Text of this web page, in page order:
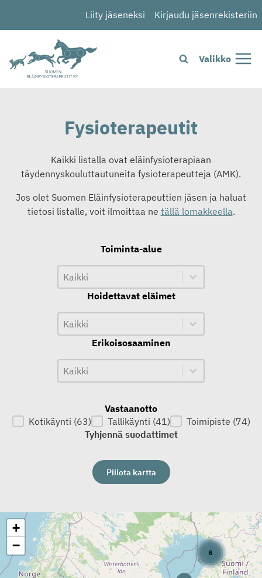
Liity jäseneksi Kirjaudu jäsenrekisteriin
Valikko
Fysioterapeutit
Kaikki listalla ovat eläinfysioterapiaan
täydennyskouluttautuneita fysioterapeutteja (AMK).
Jos olet Suomen Eläinfysioterapeuttien jäsen ja haluat
tietosi listalle, voit ilmoittaa ne tällä lomakkeella.
Toiminta-alue
Toiminta-alue
Toiminta-alue
Toiminta-alue
Hoidettavat eläimet
Hoidettavat eläimet
Hoidettavat eläimet
Hoidettavat eläimet
Erikoisosaaminen
Erikoisosaaminen
Erikoisosaaminen
Erikoisosaaminen
Vastaanotto
Vastaanotto
Kotikäynti (63) Tallikäynti (41) Toimipiste (74)
Tyhjennä suodattimet
Piilota kartta
Kartta
6
+
−